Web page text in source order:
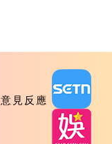
意見反應